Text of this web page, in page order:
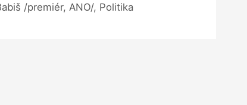
/premiér, ANO/, Politika